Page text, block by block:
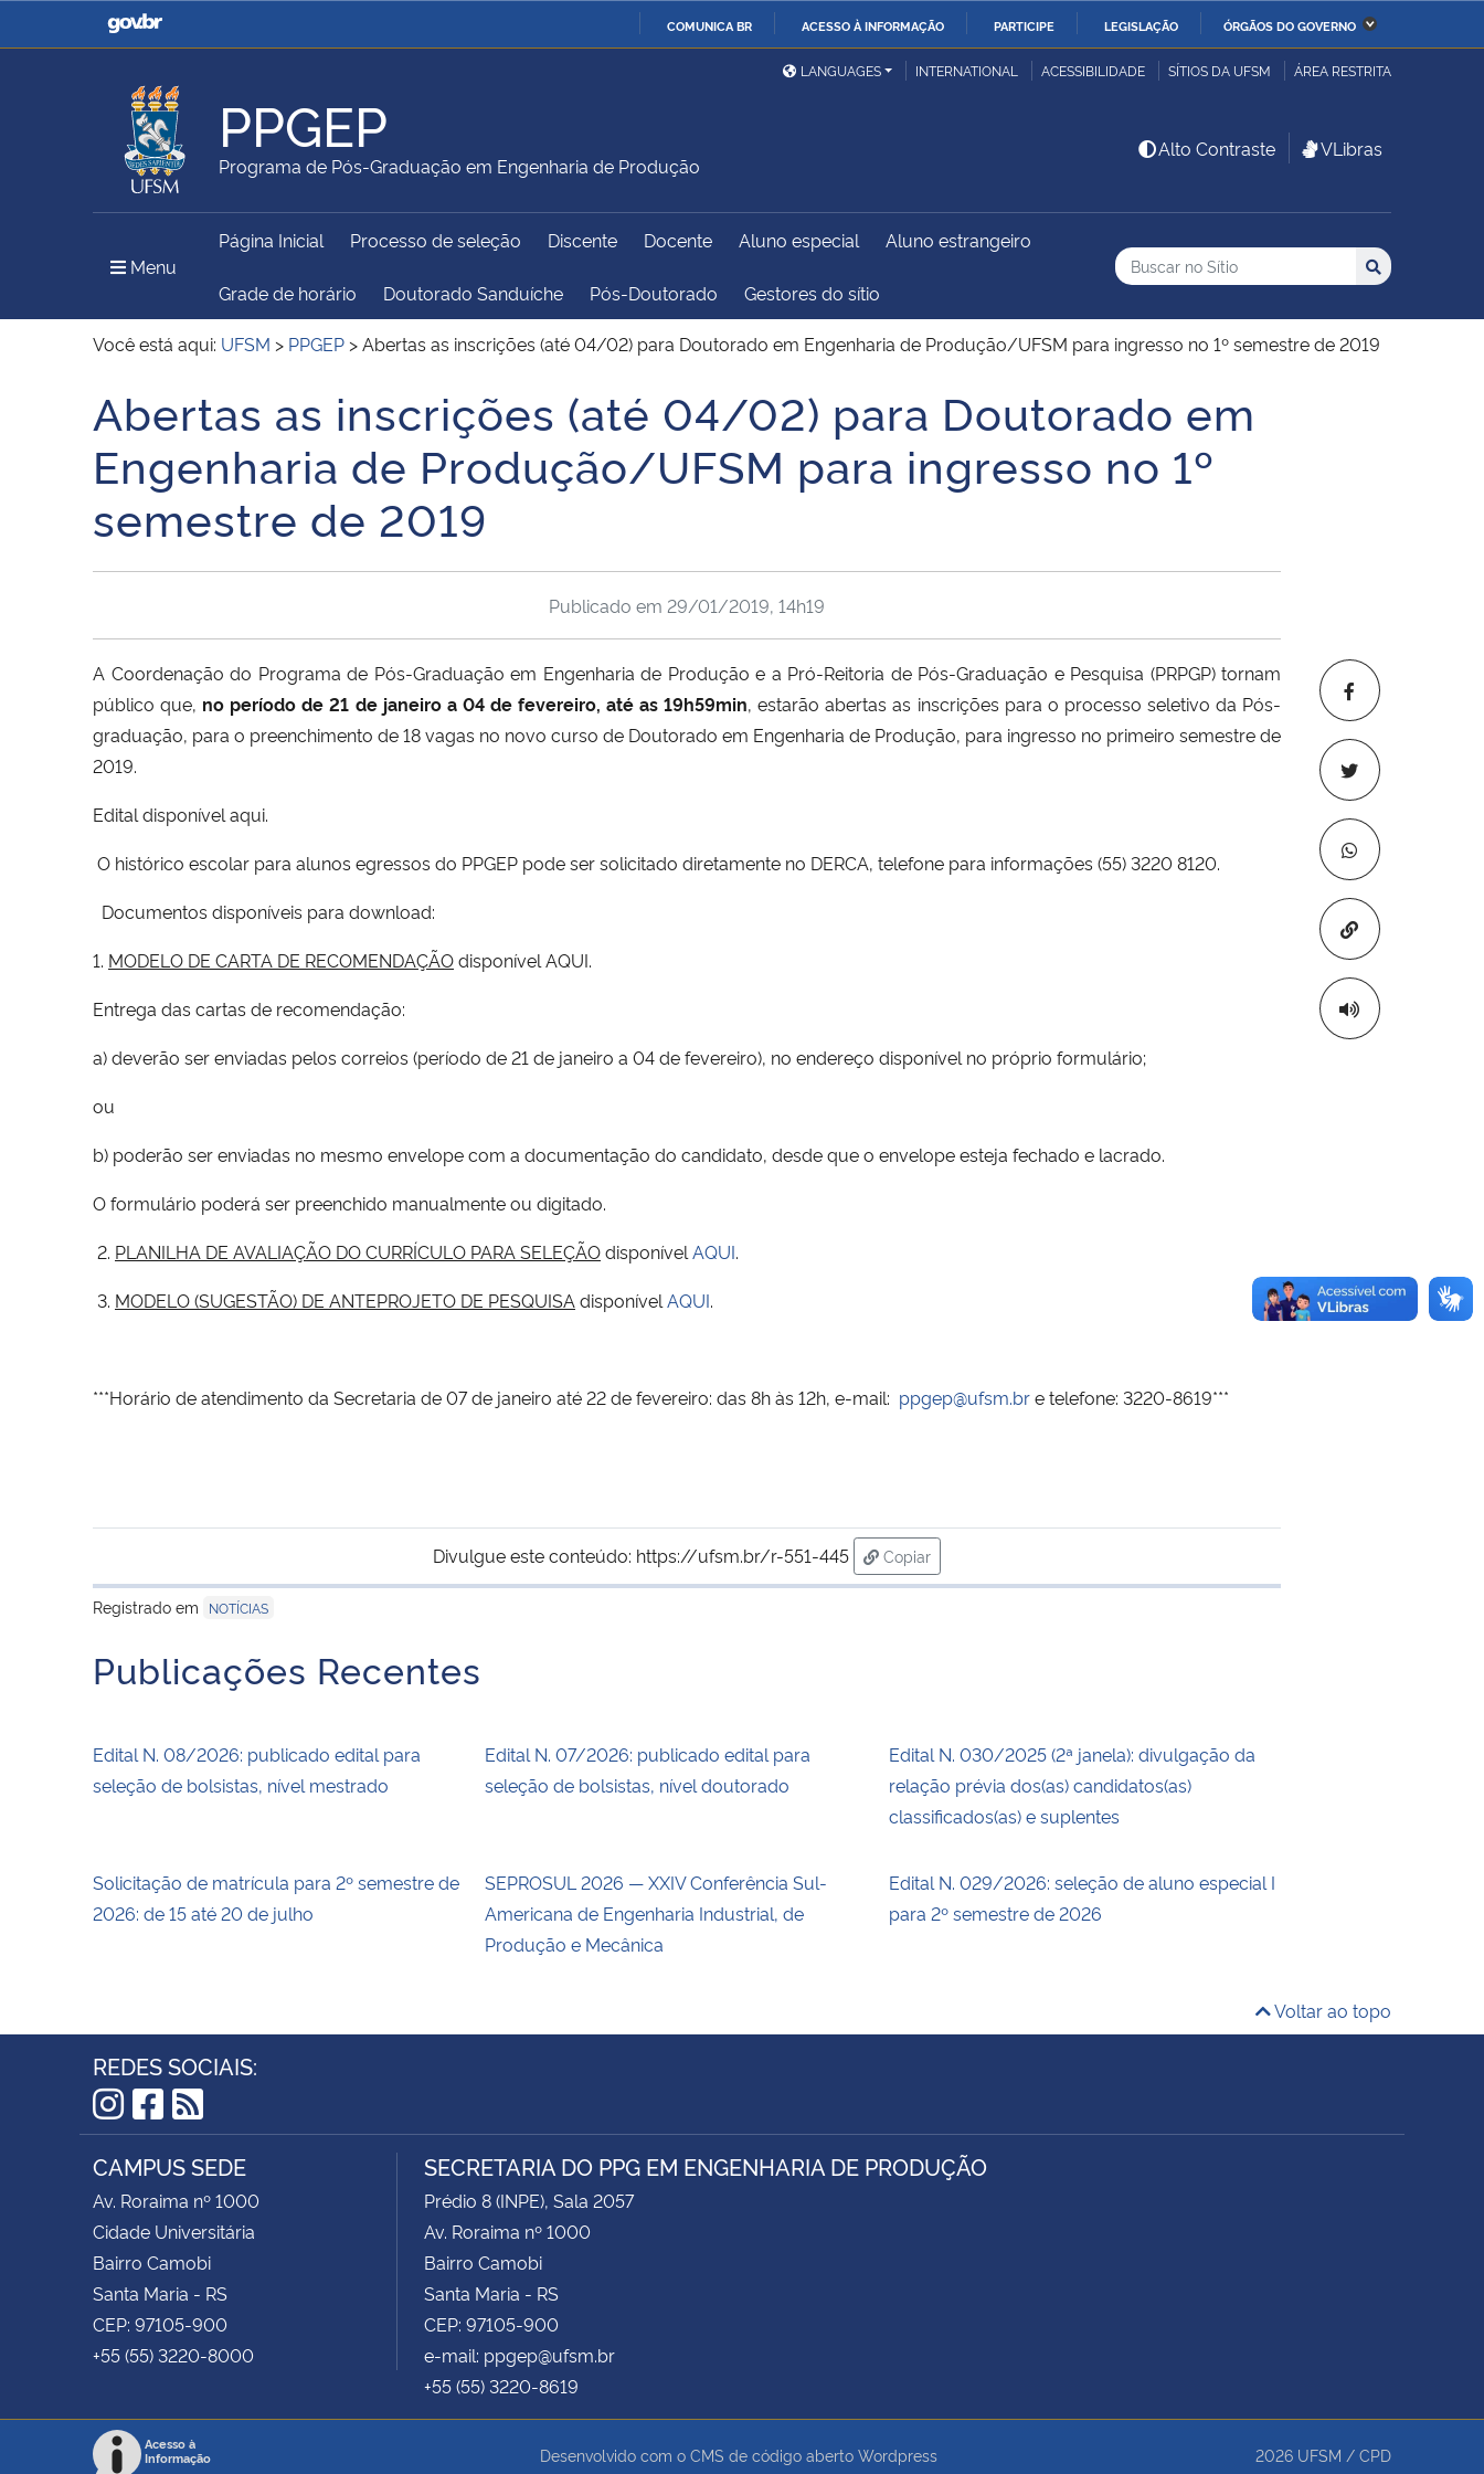
COMUNICA BR ACESSO À INFORMAÇÃO PARTICIPE LEGISLAÇÃO ÓRGÃOS DO GOVERNO
Casa Civil
Ministério da Justiça e
Ministério da Defesa
Ministério das Relações
Exteriores
Ministério da Economia Ministério da Infraestrutura
Ministério da Agricultura,
Pecuária e Abastecimento
Ministério da Educação
Ministério da Ciência,
Tecnologia, Inovações e
Ministério do Meio Ambiente
Desenvolvimento Regional
Controladoria-Geral da
União
Ministério da Mulher, da
Humanos
Institucional
LANGUAGES INTERNATIONAL ACESSIBILIDADE SÍTIOS DA UFSM ÁREA RESTRITA
PPGEP
Programa de Pós-Graduação em Engenharia de Produção
Alto Contraste VLibras
Menu
Página Inicial Processo de seleção Discente Docente Aluno especial Aluno estrangeiro
Grade de horário Doutorado Sanduíche Pós-Doutorado Gestores do sítio
Busca
Buscar no no Sítio
Busca: Buscar
Você está aqui: UFSM > PPGEP >Abertas as inscrições (até 04/02) para Doutorado em Engenharia de Produção/UFSM para ingresso no 1º semestre de 2019
Início do conteúdo
Abertas as inscrições (até 04/02) para Doutorado em
Engenharia de Produção/UFSM para ingresso no 1º
semestre de 2019
Copiar para
Publicado em 29/01/2019, 14h19
A Coordenação do Programa de Pós-Graduação em Engenharia de Produção e a Pró-Reitoria de Pós-Graduação e Pesquisa (PRPGP) tornam
público que, no período de 21 de janeiro a 04 de fevereiro, até as 19h59min, estarão abertas as inscrições para o processo seletivo da Pós-
graduação, para o preenchimento de 18 vagas no novo curso de Doutorado em Engenharia de Produção, para ingresso no primeiro semestre de
2019.
Edital disponível aqui.
O histórico escolar para alunos egressos do PPGEP pode ser solicitado diretamente no DERCA, telefone para informações (55) 3220 8120.
Documentos disponíveis para download:
1. MODELO DE CARTA DE RECOMENDAÇÃOdisponível AQUI.
Entrega das cartas de recomendação:
a) deverão ser enviadas pelos correios (período de 21 de janeiro a 04 de fevereiro), no endereço disponível no próprio formulário;
ou
b) poderão ser enviadas no mesmo envelope com a documentação do candidato, desde que o envelope esteja fechado e lacrado.
O formulário poderá ser preenchido manualmente ou digitado.
2. PLANILHA DE AVALIAÇÃO DO CURRÍCULO PARA SELEÇÃOdisponível AQUI.
3. MODELO (SUGESTÃO) DE ANTEPROJETO DE PESQUISA disponível AQUI.
***Horário de atendimento da Secretaria de 07 de janeiro até 22 de fevereiro: das 8h às 12h, e-mail: ppgep@ufsm.bretelefone: 3220-8619***
Divulgue este conteúdo: https://ufsm.br/r-551-445
Copiar
para área de transferência
Registrado em
NOTÍCIAS
Publicações Recentes
Edital N. 08/2026: publicado edital para
seleção de bolsistas, nível mestrado
Edital N. 07/2026: publicado edital para
seleção de bolsistas, nível doutorado
Edital N. 030/2025 (2ª janela): divulgação da
relação prévia dos(as) candidatos(as)
classificados(as) e suplentes
Solicitação de matrícula para 2º semestre de
2026: de 15 até 20 de julho
SEPROSUL 2026 — XXIV Conferência Sul-
Americana de Engenharia Industrial, de
Produção e Mecânica
Edital N. 029/2026: seleção de aluno especial I
para 2º semestre de 2026
Voltar ao topo
REDES SOCIAIS:
Instagram
Facebook
RSS
CAMPUS SEDE
Av. Roraima nº 1000
Cidade Universitária
Bairro Camobi
Santa Maria - RS
CEP: 97105-900
+55 (55) 3220-8000
SECRETARIA DO PPG EM ENGENHARIA DE PRODUÇÃO
Prédio 8 (INPE), Sala 2057
Av. Roraima nº 1000
Bairro Camobi
Santa Maria - RS
CEP: 97105-900
e-mail: ppgep@ufsm.br
+55 (55) 3220-8619
Acesso à
Informação
Desenvolvido com o CMS de código aberto Wordpress 2026 UFSM / CPD